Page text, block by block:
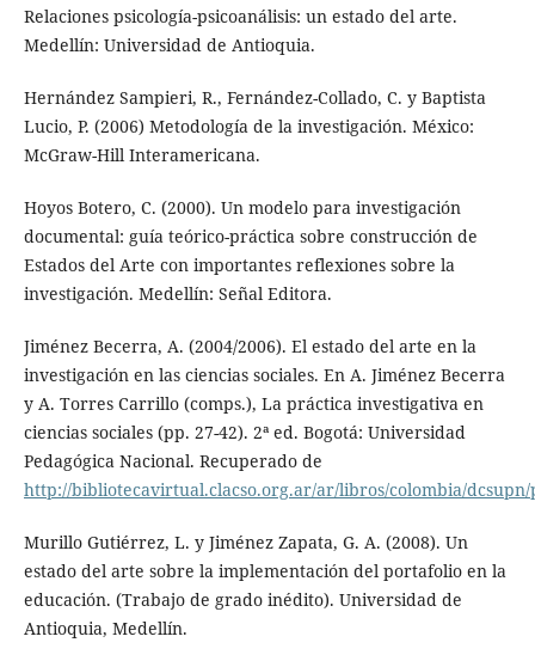
Relaciones psicología-psicoanálisis: un estado del arte.
Medellín: Universidad de Antioquia.
Hernández Sampieri, R., Fernández-Collado, C. y Baptista
Lucio, P. (2006) Metodología de la investigación. México:
McGraw-Hill Interamericana.
Hoyos Botero, C. (2000). Un modelo para investigación
documental: guía teórico-práctica sobre construcción de
Estados del Arte con importantes reflexiones sobre la
investigación. Medellín: Señal Editora.
Jiménez Becerra, A. (2004/2006). El estado del arte en la
investigación en las ciencias sociales. En A. Jiménez Becerra
y A. Torres Carrillo (comps.), La práctica investigativa en
ciencias sociales (pp. 27-42). 2ª ed. Bogotá: Universidad
Pedagógica Nacional. Recuperado de
http://bibliotecavirtual.clacso.org.ar/ar/libros/colombia/
Murillo Gutiérrez, L. y Jiménez Zapata, G. A. (2008). Un
estado del arte sobre la implementación del portafolio en la
educación. (Trabajo de grado inédito). Universidad de
Antioquia, Medellín.